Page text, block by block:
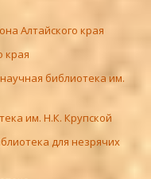
Алтайского края
края
библиотека им.
им. Н.К. Крупской
для незрячих